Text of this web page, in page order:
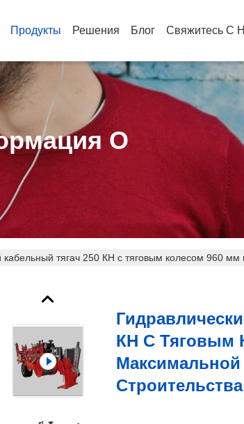
Продукты Решения Блог Свяжитесь С
О
кабельный тягач 250 КН с тяговым колесом 960
КН С Тяговым